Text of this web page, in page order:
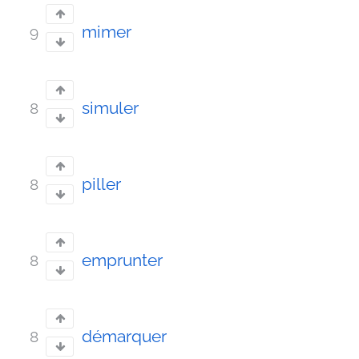
9 mimer
8 simuler
8 piller
8 emprunter
8 démarquer